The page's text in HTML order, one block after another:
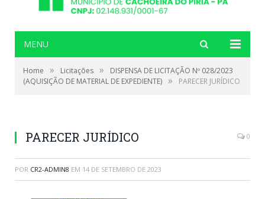
MENU
Home » Licitações »
DISPENSA DE LICITAÇÃO Nº 028/2023
(AQUISIÇÃO DE MATERIAL DE EXPEDIENTE) » PARECER JURÍDICO
PARECER JURÍDICO 0
POR CR2-ADMIN8 EM 14 DE SETEMBRO DE 2023